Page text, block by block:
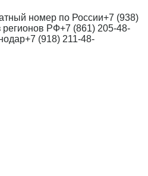
номер по России+7 (938)
регионов РФ+7 (861) 205-48-
+7 (918) 211-48-